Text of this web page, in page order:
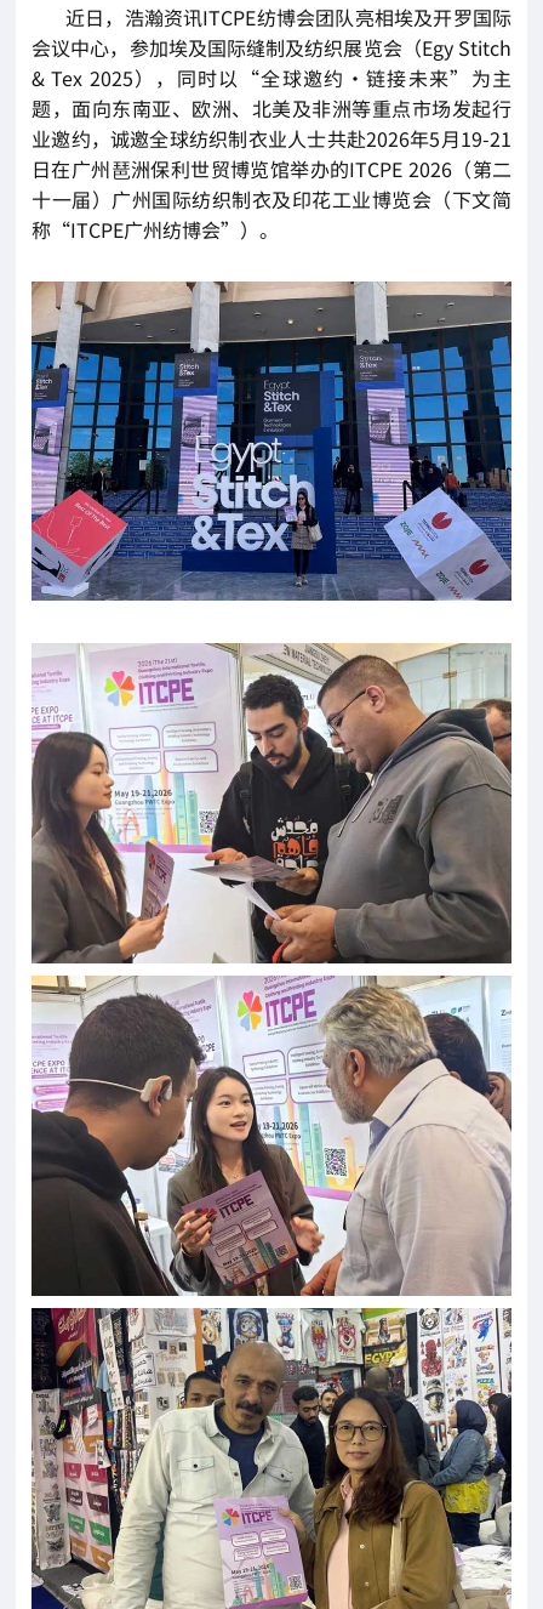
近日，浩瀚资讯ITCPE纺博会团队亮相埃及开罗国际
会议中心，参加埃及国际缝制及纺织展览会（Egy Stitch
& Tex 2025），同时以“全球邀约·链接未来”为主
题，面向东南亚、欧洲、北美及非洲等重点市场发起行
业邀约，诚邀全球纺织制衣业人士共赴2026年5月19-21
日在广州琶洲保利世贸博览馆举办的ITCPE 2026（第二
十一届）广州国际纺织制衣及印花工业博览会（下文简
称“ITCPE广州纺博会”）。